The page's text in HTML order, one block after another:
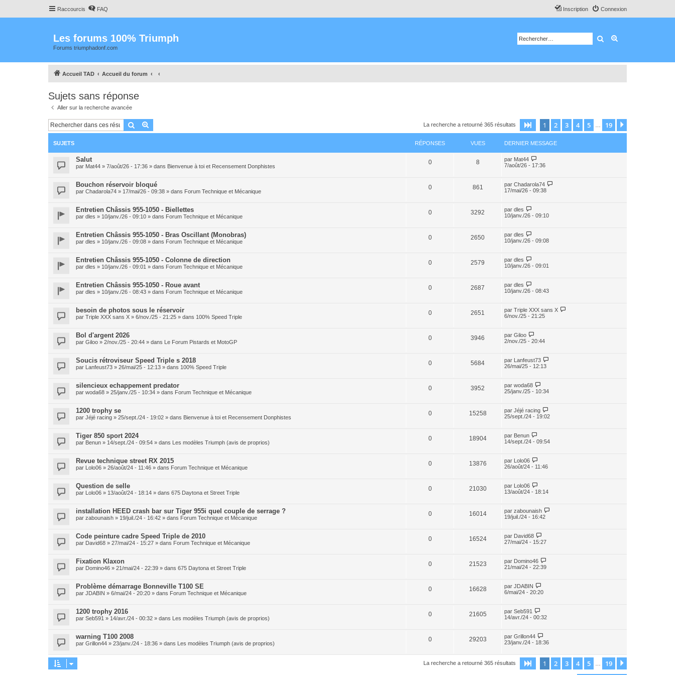
Raccourcis FAQ Connexion
Inscription
Les forums 100% Triumph
Forums triumphadonf.com
Rechercher
Accueil TAD Accueil du forum
Sujets sans réponse
Aller sur la recherche avancée
Rechercher La recherche a retourné 365 résultats Page sur19
1 2 3 4 5 19
SUJETS RÉPONSES VUES DERNIER MESSAGE
Salut
par Mat44 » 7/août/26 - 17:36 » dans Bienvenue à toi et Recensement Donphistes
0 8 par Mat44
7/août/26 - 17:36
Bouchon réservoir bloqué
par Chadarola74 » 17/mai/26 - 09:38 » dans Forum Technique et Mécanique
0 861 par Chadarola74
17/mai/26 - 09:38
Entretien Châssis 955-1050 - Biellettes
par dles » 10/janv./26 - 09:10 » dans Forum Technique et Mécanique
0 3292 par dles
10/janv./26 - 09:10
Entretien Châssis 955-1050 - Bras Oscillant (Monobras)
par dles » 10/janv./26 - 09:08 » dans Forum Technique et Mécanique
0 2650 par dles
10/janv./26 - 09:08
Entretien Châssis 955-1050 - Colonne de direction
par dles » 10/janv./26 - 09:01 » dans Forum Technique et Mécanique
0 2579 par dles
10/janv./26 - 09:01
Entretien Châssis 955-1050 - Roue avant
par dles » 10/janv./26 - 08:43 » dans Forum Technique et Mécanique
0 2687 par dles
10/janv./26 - 08:43
besoin de photos sous le réservoir
par Triple XXX sans X » 6/nov./25 - 21:25 » dans 100% Speed Triple
0 2651 par Triple XXX sans X
6/nov./25 - 21:25
Bol d'argent 2026
par Giloo » 2/nov./25 - 20:44 » dans Le Forum Pistards et MotoGP
0 3946 par Giloo
2/nov./25 - 20:44
Soucis rétroviseur Speed Triple s 2018
par Lanfeust73 » 26/mai/25 - 12:13 » dans 100% Speed Triple
0 5684 par Lanfeust73
26/mai/25 - 12:13
silencieux echappement predator
par woda68 » 25/janv./25 - 10:34 » dans Forum Technique et Mécanique
0 3952 par woda68
25/janv./25 - 10:34
1200 trophy se
par Jéjé racing » 25/sept./24 - 19:02 » dans Bienvenue à toi et Recensement Donphistes
0 15258 par Jéjé racing
25/sept./24 - 19:02
Tiger 850 sport 2024
par Benun » 14/sept./24 - 09:54 » dans Les modèles Triumph (avis de proprios)
0 18904 par Benun
14/sept./24 - 09:54
Revue technique street RX 2015
par Lolo06 » 26/août/24 - 11:46 » dans Forum Technique et Mécanique
0 13876 par Lolo06
26/août/24 - 11:46
Question de selle
par Lolo06 » 13/août/24 - 18:14 » dans 675 Daytona et Street Triple
0 21030 par Lolo06
13/août/24 - 18:14
installation HEED crash bar sur Tiger 955i quel couple de serrage ?
par zabounaish » 19/juil./24 - 16:42 » dans Forum Technique et Mécanique
0 16014 par zabounaish
19/juil./24 - 16:42
Code peinture cadre Speed Triple de 2010
par David68 » 27/mai/24 - 15:27 » dans Forum Technique et Mécanique
0 16524 par David68
27/mai/24 - 15:27
Fixation Klaxon
par Domino46 » 21/mai/24 - 22:39 » dans 675 Daytona et Street Triple
0 21523 par Domino46
21/mai/24 - 22:39
Problème démarrage Bonneville T100 SE
par JDABIN » 6/mai/24 - 20:20 » dans Forum Technique et Mécanique
0 16628 par JDABIN
6/mai/24 - 20:20
1200 trophy 2016
par Seb591 » 14/avr./24 - 00:32 » dans Les modèles Triumph (avis de proprios)
0 21605 par Seb591
14/avr./24 - 00:32
warning T100 2008
par Grillon44 » 23/janv./24 - 18:36 » dans Les modèles Triumph (avis de proprios)
0 29203 par Grillon44
23/janv./24 - 18:36
La recherche a retourné 365 résultats Page sur19
1 2 3 4 5 19